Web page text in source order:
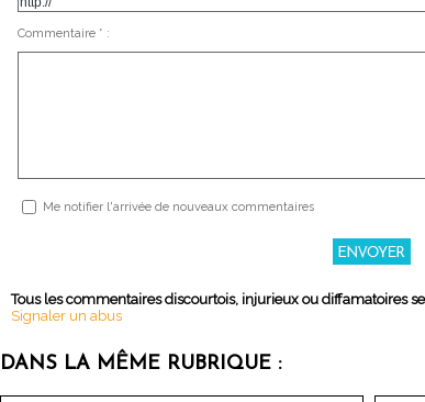
Commentaire * :
Me notifier l'arrivée de nouveaux commentaires
Tous les commentaires discourtois, injurieux ou diffamatoires
Signaler un abus
DANS LA MÊME RUBRIQUE :